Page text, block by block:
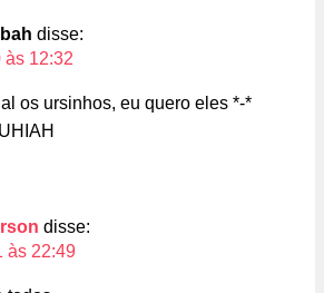
disse:
às 12:32
os ursinhos, eu quero eles *-*
disse:
às 22:49